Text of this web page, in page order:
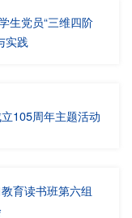
生党员“三维四阶
实践
105周年主题活动
育读书班第六组